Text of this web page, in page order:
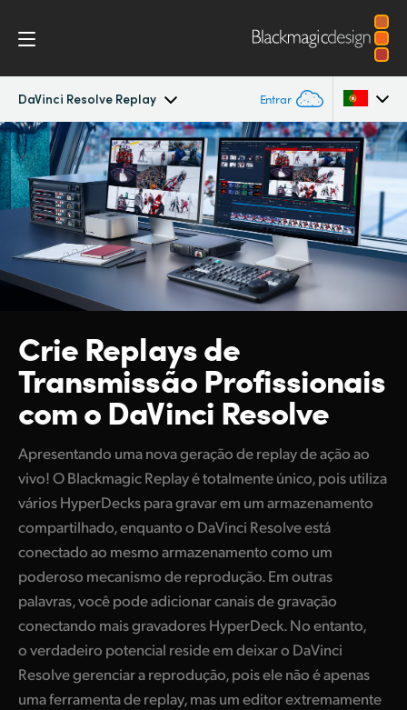
DaVinci Resolve Replay Entrar
DaVinci Resolve Replay
Especificações
Argentina
Australia
Austria
Brazil
Canada
China
Denmark
Finland
France
Germany
India
Italy
Japan
Korea
Crie Replaysde
Transmissão Profissionais
com o DaVinci Resolve
Apresentando uma nova geração de replay de ação ao
vivo! O Blackmagic Replay é totalmente único, pois utiliza
vários HyperDecks para gravar em um armazenamento
compartilhado, enquanto o DaVinci Resolve está
conectado ao mesmo armazenamento como um
poderoso mecanismo de reprodução. Em outras
palavras, você pode adicionar canais de gravação
conectando mais gravadores HyperDeck. No entanto,
o verdadeiro potencial reside em deixar o DaVinci
Resolve gerenciar a reprodução, pois ele não é apenas
uma ferramenta de replay, mas um editor extremamente